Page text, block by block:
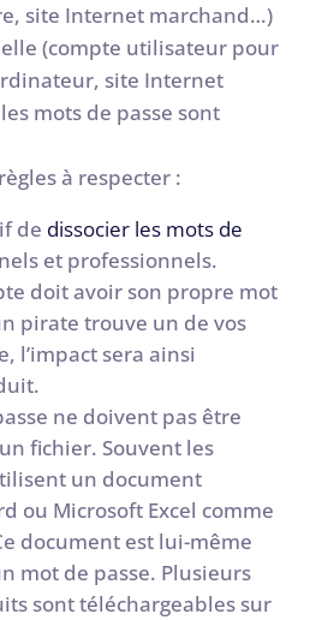
site Internet marchand…)
(compte utilisateur pour
site Internet
mots de passe sont
à respecter :
de dissocier les mots de
et professionnels.
doit avoir son propre mot
pirate trouve un de vos
l’impact sera ainsi
ne doivent pas être
fichier. Souvent les
un document
ou Microsoft Excel comme
document est lui-même
mot de passe. Plusieurs
sont téléchargeables sur